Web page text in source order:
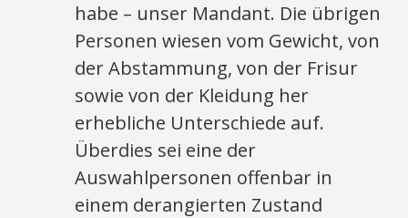
habe – unser Mandant. Die übrigen
Personen wiesen vom Gewicht, von
der Abstammung, von der Frisur
sowie von der Kleidung her
erhebliche Unterschiede auf.
Überdies sei eine der
Auswahlpersonen offenbar in
einem derangierten Zustand